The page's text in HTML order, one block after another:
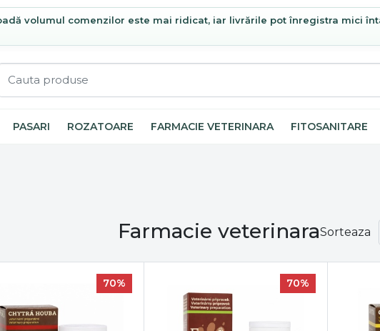
volumul comenzilor este mai ridicat, iar livrările pot înregistra mici
PASARI ROZATOARE FARMACIE VETERINARA FITOSANITARE
Farmacie veterinaraSorteaza
70% 70%